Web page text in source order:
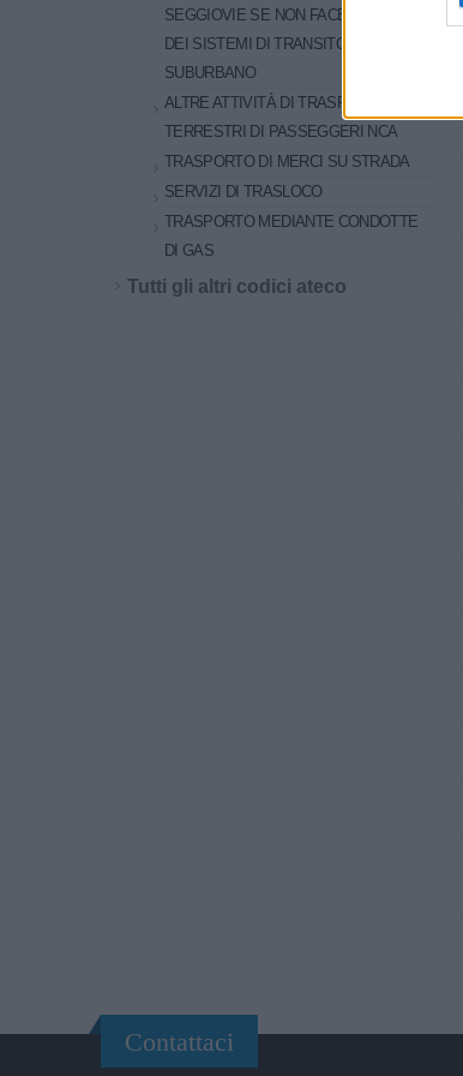
SEGGIOVIE SE NON FACENTI PARTE
DEI SISTEMI DI TRANSITO URBANO O
SUBURBANO
ALTRE ATTIVITÀ DI TRASPORTI
TERRESTRI DI PASSEGGERI NCA
TRASPORTO DI MERCI SU STRADA
SERVIZI DI TRASLOCO
TRASPORTO MEDIANTE CONDOTTE
DI GAS
Tutti gli altri codici ateco
Contattaci